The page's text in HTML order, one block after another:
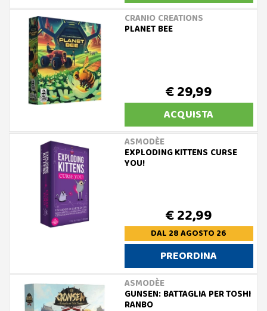
CRANIO CREATIONS
PLANET BEE
€ 29,99
ACQUISTA
ASMODÈE
EXPLODING KITTENS CURSE
YOU!
€ 22,99
DAL 28 AGOSTO 26
PREORDINA
ASMODÈE
GUNSEN: BATTAGLIA PER TOSHI
RANBO